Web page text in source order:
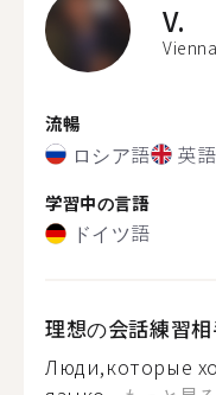
V.
Vienna
流暢
ロシア語 英語
学習中の言語
ドイツ語
理想の会話練習
Люди,которые